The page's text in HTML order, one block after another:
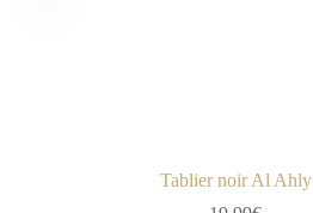
Tablier noir Al Ahly